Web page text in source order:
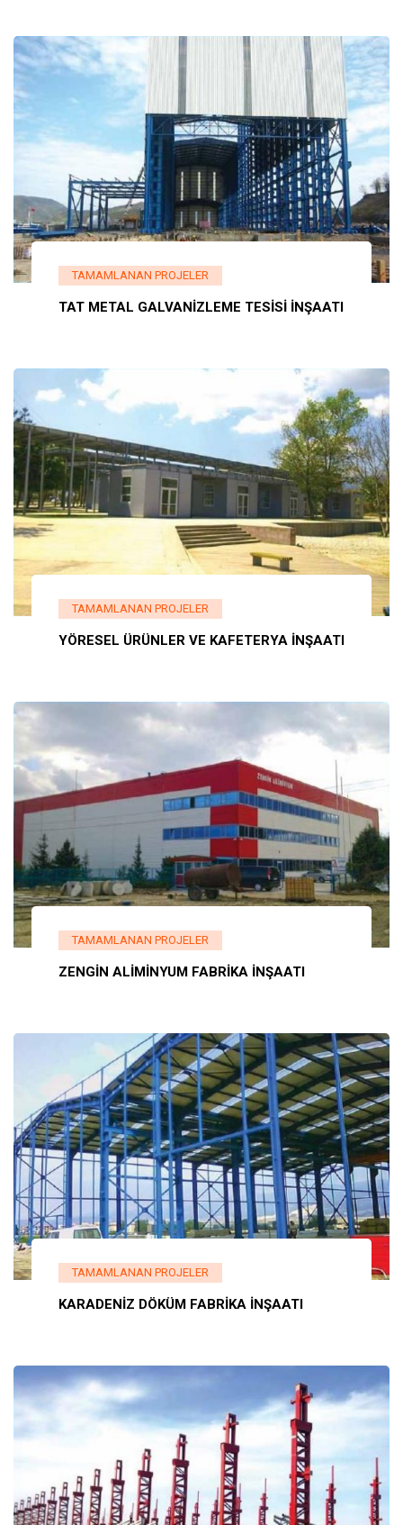
TAMAMLANAN PROJELER
TAT METAL GALVANİZLEME TESİSİ İNŞAATI
TAMAMLANAN PROJELER
YÖRESEL ÜRÜNLER VE KAFETERYA İNŞAATI
TAMAMLANAN PROJELER
ZENGİN ALİMİNYUM FABRİKA İNŞAATI
TAMAMLANAN PROJELER
KARADENİZ DÖKÜM FABRİKA İNŞAATI